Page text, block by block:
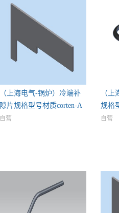
（上海电气-锅炉）冷端补
隙片规格型号材质corten-A
自营
（
规格
自营